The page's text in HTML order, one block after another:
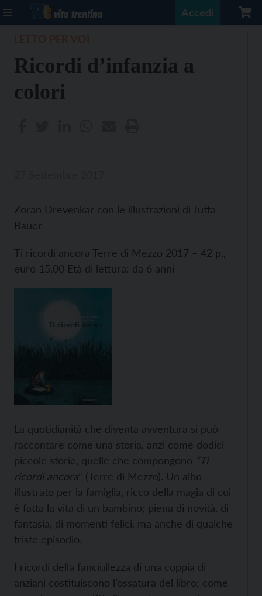
Accedi
Ricordi d’infanzia a
colori
Zoran Drevenkar con le illustrazioni di Jutta
Bauer
Ti ricordi ancora Terre di Mezzo 2017 – 42 p.,
euro 15,00 Età di lettura: da 6 anni
La quotidianità che diventa avventura si può
raccontare come una storia, anzi come dodici
piccole storie, quelle che compongono “Ti
ricordi ancora” (Terre di Mezzo). Un albo
illustrato per la famiglia, ricco della magia di cui
è fatta la vita di un bambino; piena di novità, di
fantasia, di momenti felici, ma anche di qualche
triste episodio.
I ricordi della fanciullezza di una coppia di
anziani costituiscono l’ossatura del libro; come